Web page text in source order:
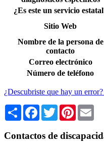
¿Es este un servicio
Sitio Web
Nombre de la persona de
contacto
Correo electrónico
Número de teléfono
¿Descubriste que hay un
Share Facebook
TwitterPinterest
Contactos de